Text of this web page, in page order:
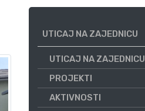
UTICAJ NA ZAJEDNICU
UTICAJ NA ZAJEDNICU
PROJEKTI
AKTIVNOSTI